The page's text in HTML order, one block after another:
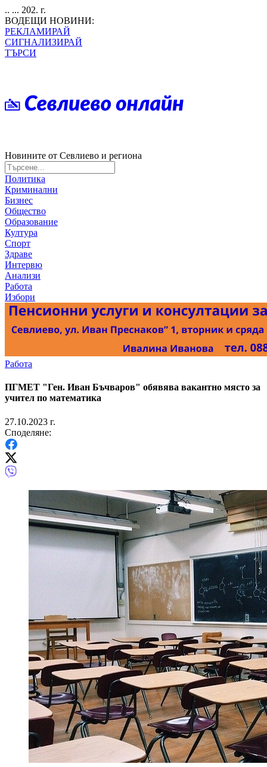
.. ... 202. г.
ВОДЕЩИ НОВИНИ:
РЕКЛАМИРАЙ
СИГНАЛИЗИРАЙ
ТЪРСИ
Новините от Севлиево и региона
Политика
Криминални
Бизнес
Общество
Образование
Култура
Спорт
Здраве
Интервю
Анализи
Работа
Избори
Работа
ПГМЕТ "Ген. Иван Бъчваров" обявява вакантно място за
учител по математика
27.10.2023 г.
Споделяне: